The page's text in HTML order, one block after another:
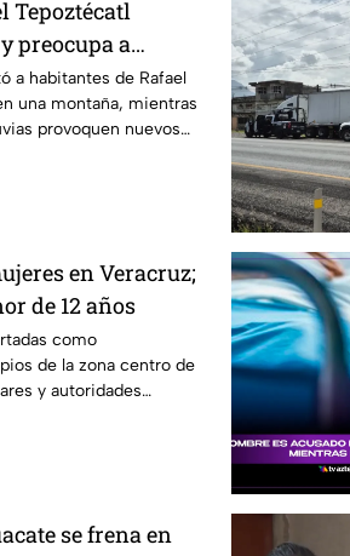
Tepoztécatl
preocupa a
a habitantes de Rafael
una montaña, mientras
provoquen nuevos
en Veracruz;
de 12 años
como
de la zona centro de
y autoridades
se frena en